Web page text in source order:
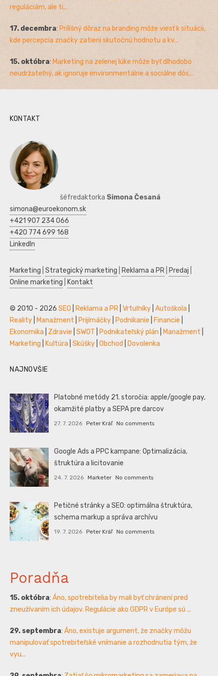
reguláciám, ale ti...
17. decembra: Prílišný dôraz na branding môže viesť k situácii,
kde percepcia značky zatieni skutočnú hodnotu a kv...
15. októbra: Marketing na zelenej lúke môže byť dlhodobo
neudržateľný, ak ignoruje environmentálne a sociálne dôs...
KONTAKT
šéfredaktorka Simona Česaná
simona@euroekonom.sk
+421 907 234 066
+420 774 699 168
LinkedIn
Marketing Strategický marketing Reklama a PR Predaj
Online marketing
Kontakt
© 2010 - 2026 SEO Reklama a PR Vrtuľníky Autoškola
Reality
Manažment Prijímáčky Podnikanie Financie
Ekonomika
Zdravie SWOT Podnikateľský plán Manažment
Marketing
Kultúra Skúšky Obchod Dovolenka
NAJNOVŠIE
Platobné metódy 21. storočia: apple/google pay,
okamžité platby a SEPA pre darcov
27. 7. 2026 Peter Kráľ No comments
Google Ads a PPC kampane: Optimalizácia,
štruktúra a licitovanie
24. 7. 2026 Marketer No comments
Petičné stránky a SEO: optimálna štruktúra,
schema markup a správa archívu
19. 7. 2026 Peter Kráľ No comments
Poradňa
15. októbra: Áno, spotrebitelia by mali byť chránení pred
zneužívaním ich údajov. Regulácie ako GDPR v Európe sú ...
29. septembra: Áno, existuje argument, že značky môžu
manipulovať spotrebiteľské vnímanie a rozhodnutia tým, že
vyu...